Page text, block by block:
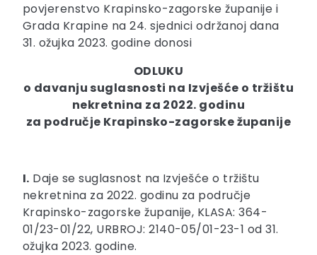
povjerenstvo Krapinsko-zagorske županije i
Grada Krapine na 24. sjednici održanoj dana
31. ožujka 2023. godine donosi
ODLUKU
o davanju suglasnosti na Izvješće o tržištu
nekretnina za 2022. godinu
za područje Krapinsko-zagorske županije
I. Daje se suglasnost na Izvješće o tržištu
nekretnina za 2022. godinu za područje
Krapinsko-zagorske županije, KLASA: 364-
01/23-01/22, URBROJ: 2140-05/01-23-1 od 31.
ožujka 2023. godine.